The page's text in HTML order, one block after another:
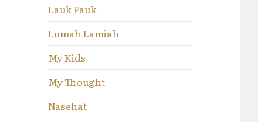
Lauk Pauk
Lumah Lamiah
My Kids
My Thought
Nasehat